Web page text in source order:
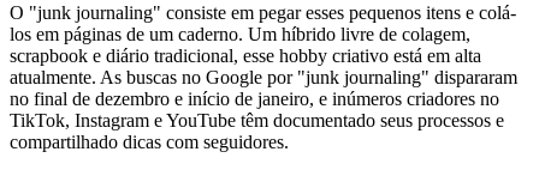
O "junk journaling" consiste em pegar esses pequenos itens e colá-
los em páginas de um caderno. Um híbrido livre de colagem,
scrapbook e diário tradicional, esse hobby criativo está em alta
atualmente. As buscas no Google por "junk journaling" dispararam
no final de dezembro e início de janeiro, e inúmeros criadores no
TikTok, Instagram e YouTube têm documentado seus processos e
compartilhado dicas com seguidores.